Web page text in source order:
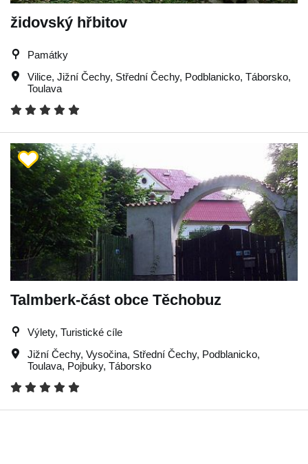
židovský hřbitov
Památky
Vilice, Jižní Čechy, Střední Čechy, Podblanicko, Táborsko,
Toulava
Talmberk-část obce Těchobuz
Výlety, Turistické cíle
Jižní Čechy, Vysočina, Střední Čechy, Podblanicko,
Toulava, Pojbuky, Táborsko